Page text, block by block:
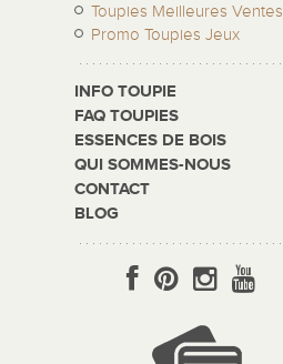
Toupies Meilleures Ventes
Promo Toupies Jeux
INFO TOUPIE
FAQ TOUPIES
ESSENCES DE BOIS
QUI SOMMES-NOUS
CONTACT
BLOG